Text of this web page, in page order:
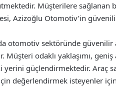
Müşterilere sağlanan
Azizoğlu Otomotiv’in
otomotiv sektöründe güvenilir
Müşteri odaklı yaklaşımı,
güçlendirmektedir. Araç
için değerlendirmek isteyenler